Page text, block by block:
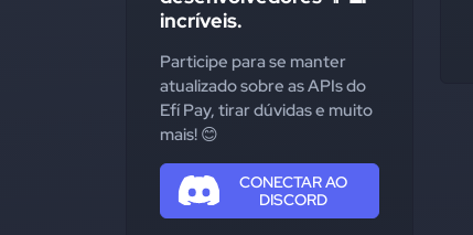
incríveis.
Participe para se manter
atualizado sobre as APIs do
Efí Pay, tirar dúvidas e muito
mais! 😊
CONECTAR AO
DISCORD